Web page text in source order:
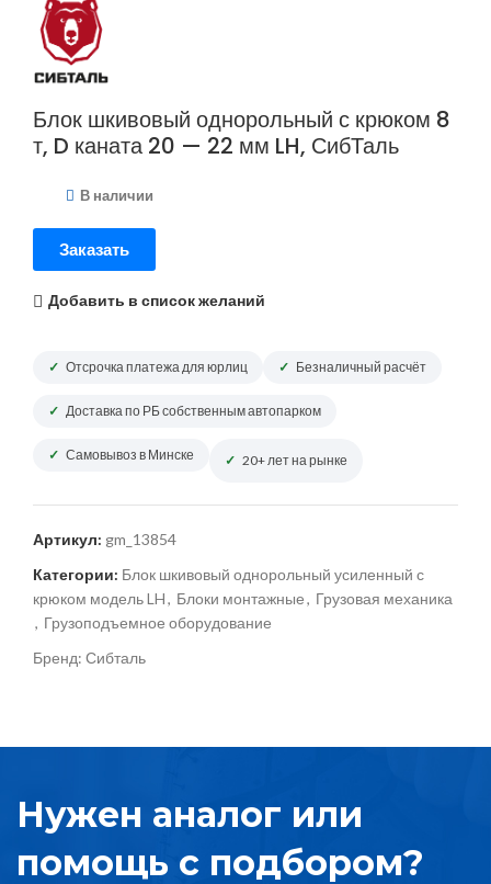
Блок шкивовый однорольный с крюком 8
т, D каната 20 — 22 мм LH, СибТаль
В наличии
Заказать
Добавить в список желаний
Отсрочка платежа для юрлиц Безналичный расчёт
Доставка по РБ собственным автопарком
Самовывоз в Минске 20+ лет на рынке
Артикул: gm_13854
Категории: Блок шкивовый однорольный усиленный с
крюком модель LH, Блоки монтажные, Грузовая механика
, Грузоподъемное оборудование
Бренд: Сибталь
Нужен аналог или
помощь с подбором?